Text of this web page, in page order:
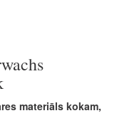
materiāls kokam,